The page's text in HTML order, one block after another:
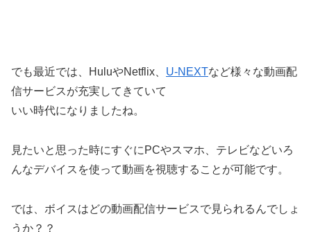
でも最近では、HuluやNetflix、 U-NEXTなど様々な動画配
信サービスが充実してきていて
いい時代になりましたね。
見たいと思った時にすぐにPCやスマホ、テレビなどいろ
んなデバイスを使って動画を視聴することが可能です。
では、ボイスはどの動画配信サービスで見られるんでしょ
うか？？